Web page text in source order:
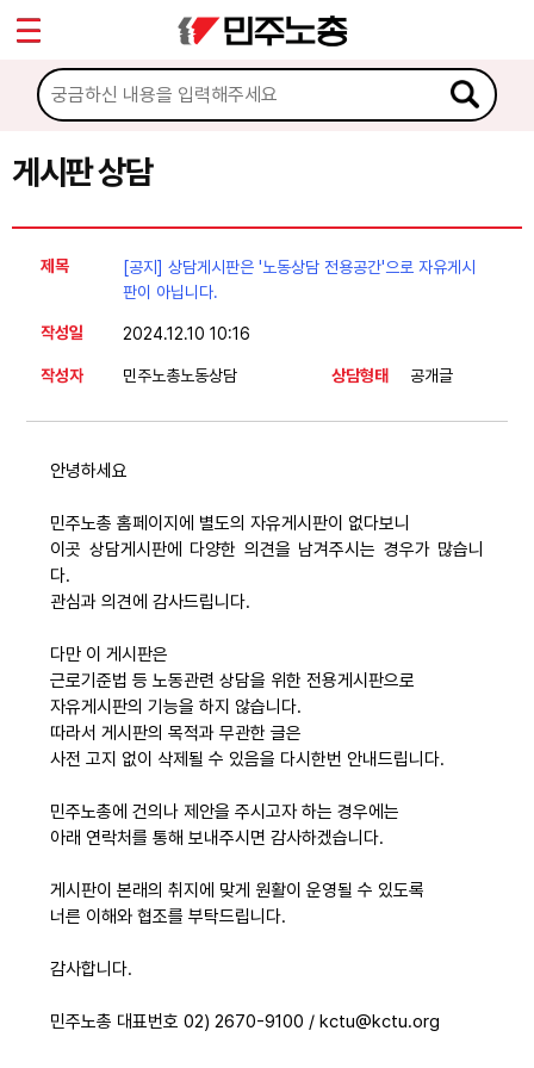
게시판 상담
제목
[공지] 상담게시판은 '노동상담 전용공간'으로 자유게시
판이 아닙니다.
작성일 2024.12.10 10:16
작성자 민주노총노동상담 상담형태 공개글
안녕하세요
민주노총 홈페이지에 별도의 자유게시판이 없다보니
이곳 상담게시판에 다양한 의견을 남겨주시는 경우가 많습니
다.
관심과 의견에 감사드립니다.
다만 이 게시판은
근로기준법 등 노동관련 상담을 위한 전용게시판으로
자유게시판의 기능을 하지 않습니다.
따라서 게시판의 목적과 무관한 글은
사전 고지 없이 삭제될 수 있음을 다시한번 안내드립니다.
민주노총에 건의나 제안을 주시고자 하는 경우에는
아래 연락처를 통해 보내주시면 감사하겠습니다.
게시판이 본래의 취지에 맞게 원활이 운영될 수 있도록
너른 이해와 협조를 부탁드립니다.
감사합니다.
민주노총 대표번호 02) 2670-9100 / kctu@kctu.org
마이페이지
소개
소식
노동상담
권리찾기수첩 검색
바로보기
노동조합 가입 안내
전국 노동상담소 안내
자료
부설기관
업무
Sketchbook5, 스케치북5
Sketchbook5, 스케치북5